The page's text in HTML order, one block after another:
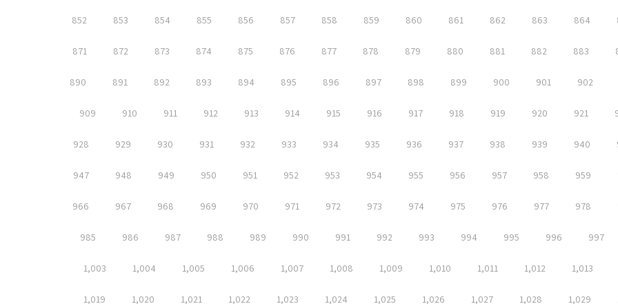
852 853 854 855 856 857 858 859 860 861 862 863 864
871 872 873 874 875 876 877 878 879 880 881 882 883
890 891 892 893 894 895 896 897 898 899 900 901 902
909 910 911 912 913 914 915 916 917 918 919 920 921
928 929 930 931 932 933 934 935 936 937 938 939 940
947 948 949 950 951 952 953 954 955 956 957 958 959
966 967 968 969 970 971 972 973 974 975 976 977 978
985 986 987 988 989 990 991 992 993 994 995 996 997
1,003 1,004 1,005 1,006 1,007 1,008 1,009 1,010 1,011 1,012 1,013
1,019 1,020 1,021 1,022 1,023 1,024 1,025 1,026 1,027 1,028 1,029